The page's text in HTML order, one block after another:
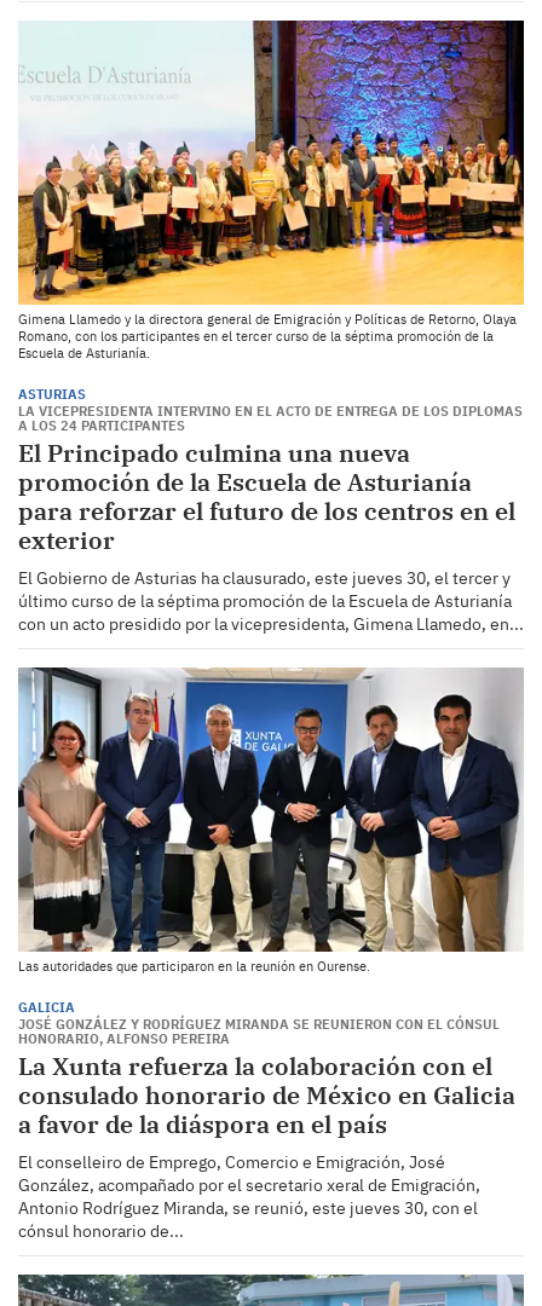
Gimena Llamedo y la directora general de Emigración y Políticas de Retorno, Olaya
Romano, con los participantes en el tercer curso de la séptima promoción de la
Escuela de Asturianía.
ASTURIAS
LA VICEPRESIDENTA INTERVINO EN EL ACTO DE ENTREGA DE LOS DIPLOMAS
A LOS 24 PARTICIPANTES
El Principado culmina una nueva
promoción de la Escuela de Asturianía
para reforzar el futuro de los centros en el
exterior
El Gobierno de Asturias ha clausurado, este jueves 30, el tercer y
último curso de la séptima promoción de la Escuela de Asturianía
con un acto presidido por la vicepresidenta, Gimena Llamedo, en...
Las autoridades que participaron en la reunión en Ourense.
GALICIA
JOSÉ GONZÁLEZ Y RODRÍGUEZ MIRANDA SE REUNIERON CON EL CÓNSUL
HONORARIO, ALFONSO PEREIRA
La Xunta refuerza la colaboración con el
consulado honorario de México en Galicia
a favor de la diáspora en el país
El conselleiro de Emprego, Comercio e Emigración, José
González, acompañado por el secretario xeral de Emigración,
Antonio Rodríguez Miranda, se reunió, este jueves 30, con el
cónsul honorario de...